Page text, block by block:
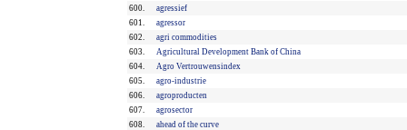
600.
agressief
601.
agressor
602.
agri commodities
603.
Agricultural Development Bank of China
604.
Agro Vertrouwensindex
605.
agro-industrie
606.
agroproducten
607.
agrosector
608.
ahead of the curve